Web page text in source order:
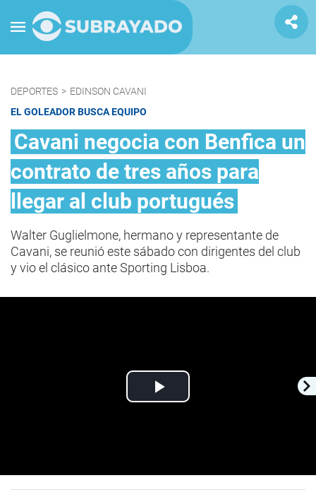
DEPORTES > EDINSON CAVANI
EL GOLEADOR BUSCA EQUIPO
Cavani negocia con Benfica un
contrato de tres años para
llegar al club portugués
Walter Guglielmone, hermano y representante de
Cavani, se reunió este sábado con dirigentes del club
y vio el clásico ante Sporting Lisboa.
Play